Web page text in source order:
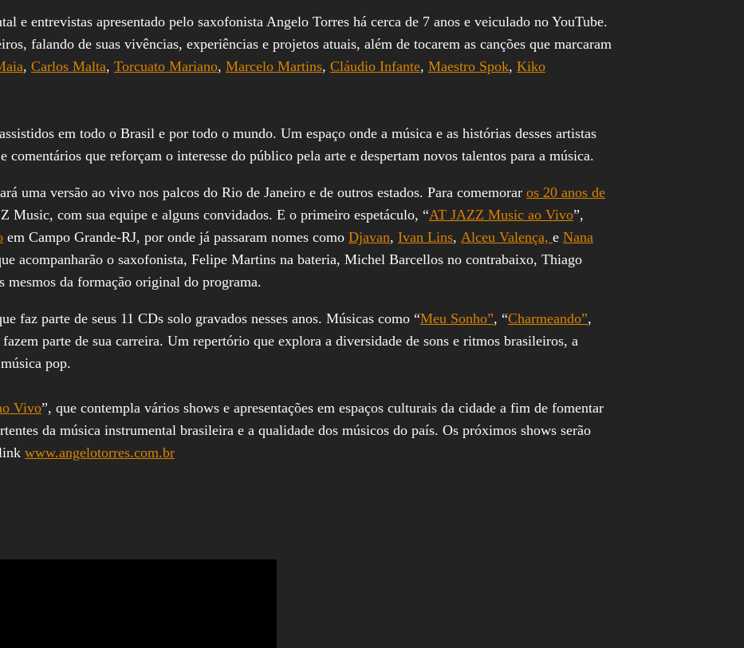
e entrevistas apresentado pelo saxofonista Angelo Torres há cerca de 7 anos e veiculado no YouTube.
falando de suas vivências, experiências e projetos atuais, além de tocarem as canções que marcaram
, Carlos Malta, Torcuato Mariano, Marcelo Martins, Cláudio Infante, Maestro Spok, Kiko
em todo o Brasil e por todo o mundo. Um espaço onde a música e as histórias desses artistas
comentários que reforçam o interesse do público pela arte e despertam novos talentos para a música.
uma versão ao vivo nos palcos do Rio de Janeiro e de outros estados. Para comemorar os 20 anos de
Music, com sua equipe e alguns convidados. E o primeiro espetáculo, “AT JAZZ Music ao Vivo”,
em Campo Grande-RJ, por onde já passaram nomes como Djavan, Ivan Lins, Alceu Valença, e Nana
acompanharão o saxofonista, Felipe Martins na bateria, Michel Barcellos no contrabaixo, Thiago
mesmos da formação original do programa.
faz parte de seus 11 CDs solo gravados nesses anos. Músicas como “Meu Sonho”, “Charmeando”,
parte de sua carreira. Um repertório que explora a diversidade de sons e ritmos brasileiros, a
pop.
Vivo”, que contempla vários shows e apresentações em espaços culturais da cidade a fim de fomentar
da música instrumental brasileira e a qualidade dos músicos do país. Os próximos shows serão
www.angelotorres.com.br